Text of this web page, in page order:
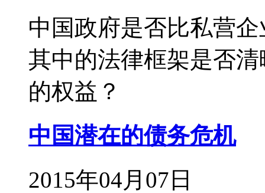
中国政府是否比私营
其中的法律框架是否
的权益？
中国潜在的债务危机
2015年04月07日